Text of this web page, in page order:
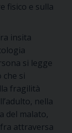
fisico e sulla
insita
si legge
che si
fragilità
nella
del malato,
attraversa